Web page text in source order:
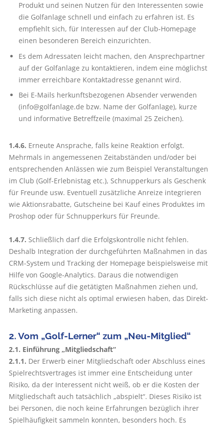
Produkt und seinen Nutzen für den Interessenten sowie
die Golfanlage schnell und einfach zu erfahren ist. Es
empfiehlt sich, für Interessen auf der Club-Homepage
einen besonderen Bereich einzurichten.
Es dem Adressaten leicht machen, den Ansprechpartner
auf der Golfanlage zu kontaktieren, indem eine möglichst
immer erreichbare Kontaktadresse genannt wird.
Bei E-Mails herkunftsbezogenen Absender verwenden
(info@golf­anlage.de bzw. Name der Golfanlage), kurze
und informative Betreffzeile (maximal 25 Zeichen).
1.4.6. Erneute Ansprache, falls keine Reaktion erfolgt.
Mehrmals in angemessenen Zeitabständen und/oder bei
entsprechenden Anlässen wie zum Beispiel Veranstaltungen
im Club (Golf-Erlebnistag etc.), Schnupperkurs als Geschenk
für Freunde usw. Eventuell zusätzliche Anreize inte­grieren
wie Aktionsrabatte, Gutscheine bei Kauf eines Produktes im
Proshop oder für Schnupperkurs für Freunde.
1.4.7. Schließlich darf die Erfolgskon­trolle nicht fehlen.
Deshalb Integration der durchgeführten Maßnahmen in das
CRM-System und Tracking der Homepage beispielsweise mit
Hilfe von Google-Analytics. Daraus die notwendigen
Rückschlüsse auf die getätigten Maßnahmen ziehen und,
falls sich diese nicht als optimal erwiesen haben, das Direkt-
Marketing anpassen.
2. Vom „Golf-Lerner“ zum „Neu-Mitglied“
2.1. Einführung „Mitgliedschaft“
2.1.1. Der Erwerb einer Mitgliedschaft oder Abschluss eines
Spielrechtsvertrages ist immer eine Entscheidung unter
Risiko, da der Interessent nicht weiß, ob er die Kosten der
Mitgliedschaft auch tatsächlich „abspielt“. Dieses Risiko ist
bei Personen, die noch keine Erfahrungen bezüglich ihrer
Spielhäufigkeit sammeln konnten, besonders hoch. Es